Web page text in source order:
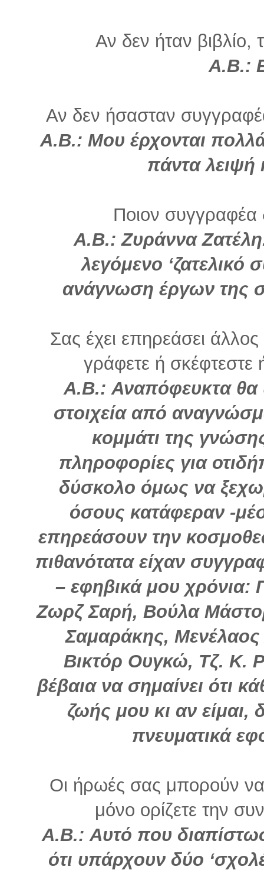
Αν δεν ήταν βιβλίο,
Α.Β.:
Αν δεν ήσασταν
Α.Β.: Μου έρχονται
πάντα λειψή
Ποιον συγγραφέα
Α.Β.: Ζυράννα
λεγόμενο ‘ζατελικό
ανάγνωση έργων της
Σας έχει επηρεάσει
γράφετε ή σκέφτεστε
Α.Β.: Αναπόφευκτα
στοιχεία από
κομμάτι της
πληροφορίες για
δύσκολο όμως να
όσους κατάφεραν -
επηρεάσουν την
πιθανότατα είχαν
– εφηβικά μου χρόνια:
Ζωρζ Σαρή, Βούλα
Σαμαράκης, Μενέλαος
Βικτόρ Ουγκώ, Τζ. Κ.
βέβαια να σημαίνει ότι
ζωής μου κι αν
πνευματικά
Οι ήρωές σας μπορούν να
μόνο ορίζετε την
Α.Β.: Αυτό που
ότι υπάρχουν δύο